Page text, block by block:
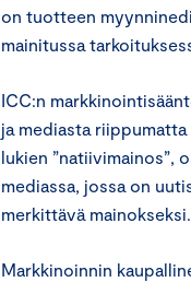
on tuotteen
mainitussa
ICC:n
ja mediasta
lukien ”natiivimainos”,
mediassa, jossa on
merkittävä mainokseksi.
Markkinoinnin